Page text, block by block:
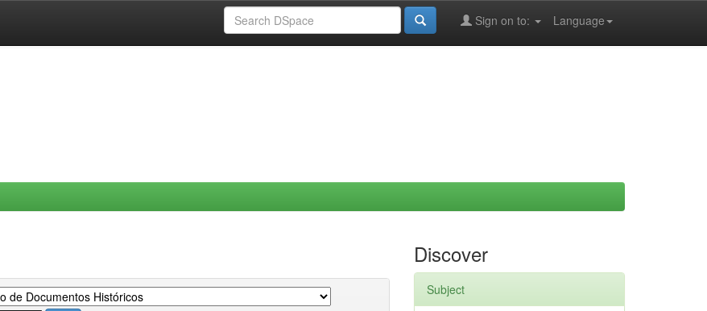
Language
Sign on to:
Discover
Subject